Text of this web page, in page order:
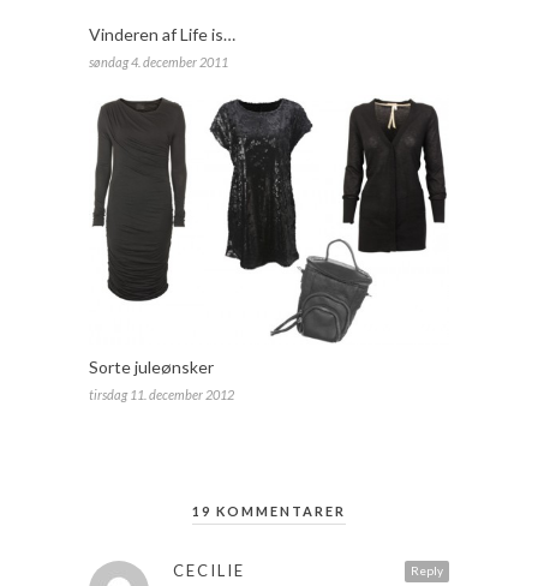
Vinderen af Life is…
søndag 4. december 2011
Sorte juleønsker
tirsdag 11. december 2012
19 KOMMENTARER
Reply
CECILIE